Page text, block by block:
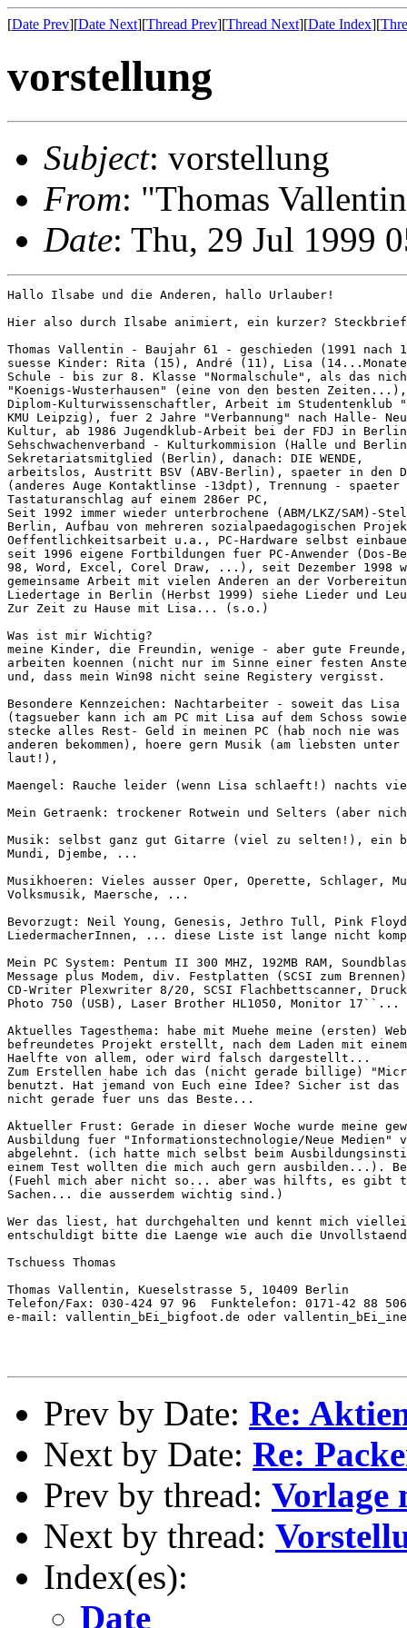
[Date Prev][Date Next][Thread Prev][Thread Next][Date Index][
vorstellung
Subject: vorstellung
From: "Thomas
Date: Thu, 29 Jul 1999
Hallo Ilsabe und die Anderen, hallo Urlauber!
Hier also durch Ilsabe animiert, ein kurzer?
Thomas Vallentin - Baujahr 61 - geschieden (1991
suesse Kinder: Rita (15), André (11), Lisa
Schule - bis zur 8. Klasse "Normalschule", als das
"Koenigs-Wusterhausen" (eine von den besten
Diplom-Kulturwissenschaftler, Arbeit im Studentenklub
KMU Leipzig), fuer 2 Jahre "Verbannung" nach Halle-
Kultur, ab 1986 Jugendklub-Arbeit bei der FDJ in
Sehschwachenverband - Kulturkommision (Halle und
Sekretariatsmitglied (Berlin), danach: DIE WENDE,
arbeitslos, Austritt BSV (ABV-Berlin), spaeter in den
(anderes Auge Kontaktlinse -13dpt), Trennung - spaeter
Tastaturanschlag auf einem 286er PC,
Seit 1992 immer wieder unterbrochene (ABM/LKZ/SAM)-
Berlin, Aufbau von mehreren sozialpaedagogischen
Oeffentlichkeitsarbeit u.a., PC-Hardware selbst
seit 1996 eigene Fortbildungen fuer PC-Anwender (Dos-
98, Word, Excel, Corel Draw, ...), seit Dezember 1998
gemeinsame Arbeit mit vielen Anderen an der
Liedertage in Berlin (Herbst 1999) siehe Lieder und
Zur Zeit zu Hause mit Lisa... (s.o.)
Was ist mir Wichtig?
meine Kinder, die Freundin, wenige - aber gute
arbeiten koennen (nicht nur im Sinne einer festen
und, dass mein Win98 nicht seine Registery vergisst.
Besondere Kennzeichen: Nachtarbeiter - soweit das
(tagsueber kann ich am PC mit Lisa auf dem Schoss
stecke alles Rest- Geld in meinen PC (hab noch nie was
anderen bekommen), hoere gern Musik (am liebsten unter
laut!),
Maengel: Rauche leider (wenn Lisa schlaeft!) nachts
Mein Getraenk: trockener Rotwein und Selters (aber
Musik: selbst ganz gut Gitarre (viel zu selten!), ein
Mundi, Djembe, ...
Musikhoeren: Vieles ausser Oper, Operette, Schlager,
Volksmusik, Maersche, ...
Bevorzugt: Neil Young, Genesis, Jethro Tull, Pink
LiedermacherInnen, ... diese Liste ist lange nicht
Mein PC System: Pentum II 300 MHZ, 192MB RAM,
Message plus Modem, div. Festplatten (SCSI zum
CD-Writer Plexwriter 8/20, SCSI Flachbettscanner,
Photo 750 (USB), Laser Brother HL1050, Monitor 17``...
Aktuelles Tagesthema: habe mit Muehe meine (ersten)
befreundetes Projekt erstellt, nach dem Laden mit
Haelfte von allem, oder wird falsch dargestellt...
Zum Erstellen habe ich das (nicht gerade billige)
benutzt. Hat jemand von Euch eine Idee? Sicher ist das
nicht gerade fuer uns das Beste...
Aktueller Frust: Gerade in dieser Woche wurde meine
Ausbildung fuer "Informationstechnologie/Neue Medien"
abgelehnt. (ich hatte mich selbst beim
einem Test wollten die mich auch gern ausbilden...).
(Fuehl mich aber nicht so... aber was hilfts, es gibt
Sachen... die ausserdem wichtig sind.)
Wer das liest, hat durchgehalten und kennt mich
entschuldigt bitte die Laenge wie auch die
Tschuess Thomas
Thomas Vallentin, Kueselstrasse 5, 10409 Berlin
Telefon/Fax: 030-424 97 96  Funktelefon: 0171-42 88 506
e-mail: vallentin_bEi_bigfoot.de oder
Prev by Date: Re:
Next by Date: Re:
Prev by thread: Vorlage
Next by thread:
Index(es):
Date